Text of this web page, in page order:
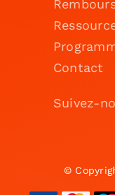
Contact
Suivez-
©